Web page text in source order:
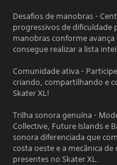
Desafios de manobras -
progressivos de dificuldade
manobras conforme avança
consegue realizar a lista
Comunidade ativa -
criando, compartilhando e
Skater XL!
Trilha sonora genuína -
Collective, Future Islands e
sonora diferenciada que
costa oeste e a mecânica
presentes no Skater XL.